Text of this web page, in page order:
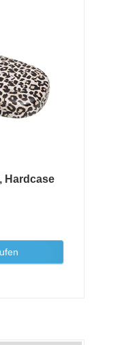
Hardcase